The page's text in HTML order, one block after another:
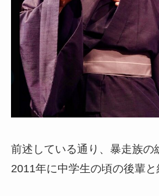
前述している通り、暴走族の
2011年に中学生の頃の後輩と